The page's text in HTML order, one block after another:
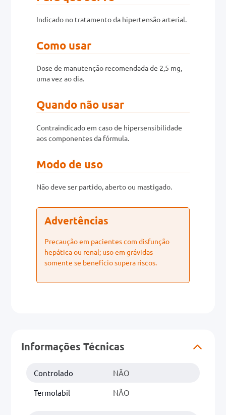
Indicado no tratamento da hipertensão arterial.
Como usar
Dose de manutenção recomendada de 2,5 mg,
uma vez ao dia.
Quando não usar
Contraindicado em caso de hipersensibilidade
aos componentes da fórmula.
Modo de uso
Não deve ser partido, aberto ou mastigado.
Advertências
Precaução em pacientes com disfunção
hepática ou renal; uso em grávidas
somente se benefício supera riscos.
Informações Técnicas
Controlado NÃO
Termolabil NÃO